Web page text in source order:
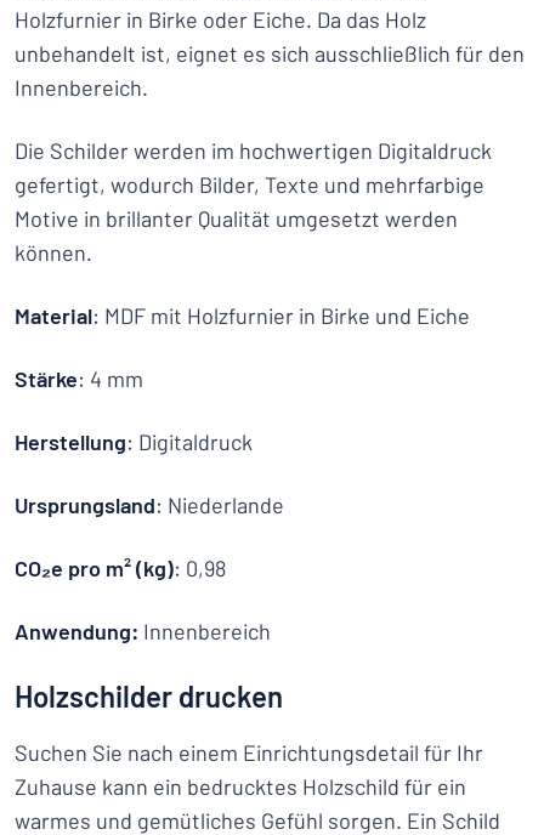
Holzfurnier in Birke oder Eiche. Da das Holz
unbehandelt ist, eignet es sich ausschließlich für den
Innenbereich.
Die Schilder werden im hochwertigen Digitaldruck
gefertigt, wodurch Bilder, Texte und mehrfarbige
Motive in brillanter Qualität umgesetzt werden
können.
Material: MDF mit Holzfurnier in Birke und Eiche
Stärke: 4 mm
Herstellung: Digitaldruck
Ursprungsland: Niederlande
CO₂e pro m² (kg): 0,98
Anwendung: Innenbereich
Holzschilder drucken
Suchen Sie nach einem Einrichtungsdetail für Ihr
Zuhause kann ein bedrucktes Holzschild für ein
warmes und gemütliches Gefühl sorgen. Ein Schild